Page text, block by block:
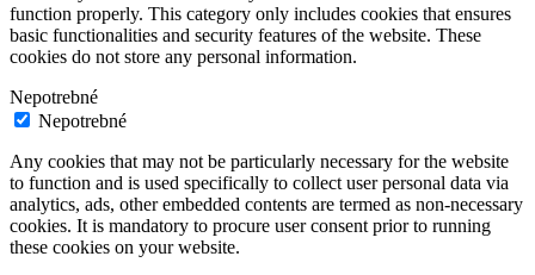
function properly. This category only includes cookies that ensures
basic functionalities and security features of the website. These
cookies do not store any personal information.
Nepotrebné
Nepotrebné
Any cookies that may not be particularly necessary for the website
to function and is used specifically to collect user personal data via
analytics, ads, other embedded contents are termed as non-necessary
cookies. It is mandatory to procure user consent prior to running
these cookies on your website.